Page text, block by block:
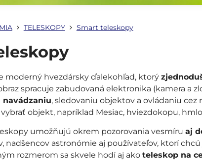
TELESKOPY Smart teleskopy
moderný hvezdársky ďalekohľad, ktorý
spracuje zabudovaná elektronika (kamera a
, sledovaniu objektov a ovládaniu
objekt, napríklad Mesiac, hviezdokopu,
umožňujú okrem pozorovania vesmíru aj
nadšencov astronómie aj používateľov, ktorí
rozmerom sa skvele hodí aj ako teleskop na